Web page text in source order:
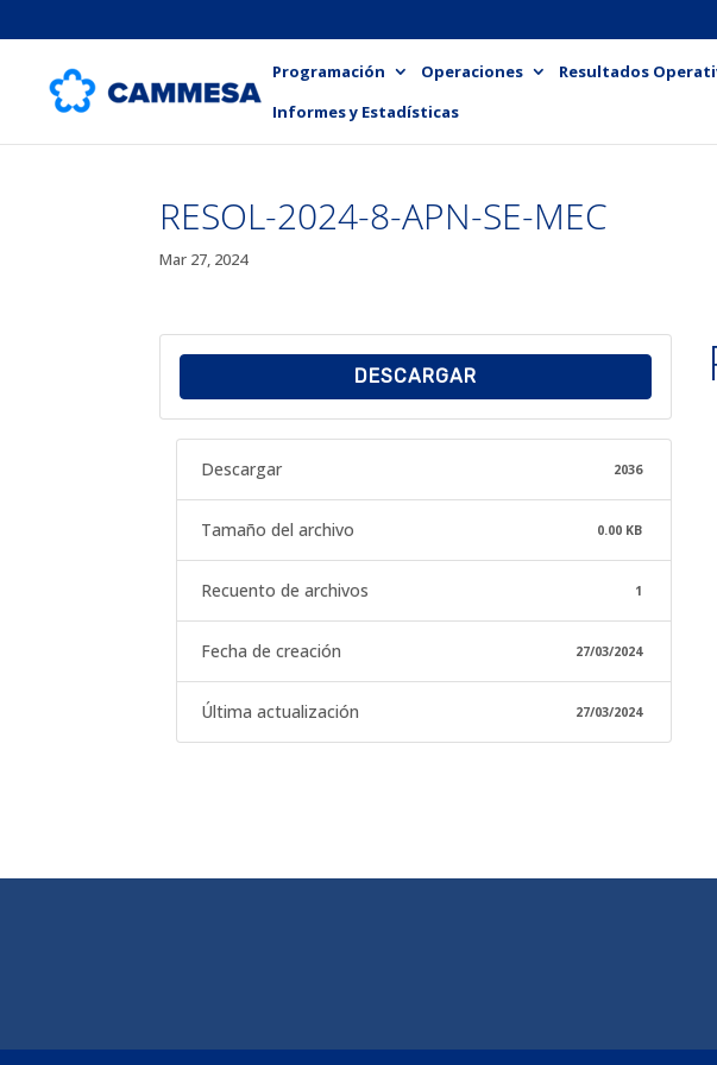
Programación Operaciones Resultados
Informes y Estadísticas
RESOL-2024-8-APN-SE-MEC
Mar 27, 2024
DESCARGAR
Descargar 2036
Tamaño del archivo 0.00 KB
Recuento de archivos 1
Fecha de creación 27/03/2024
Última actualización 27/03/2024